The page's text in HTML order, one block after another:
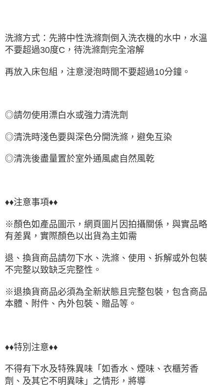
洗滌方式：先將中性洗滌劑倒入洗衣機的水中，水溫
不要超過30度C，待洗滌劑完全溶解
再放入床包組，注意浸泡時間不要超過10分鐘。
◎請勿使用漂白水或強力清洗劑
◎清洗時淺色要與深色分開洗滌，避免互染
◎清洗後盡量置於室外通風處自然風乾
♦♦注意事項♦♦
※顏色如產品圖示，網頁圖片因拍攝關係，與實品略
有差異，實際顏色以出貨為主如需
退、換貨商品請勿下水、洗滌、使用、拆解或外包裝
不完整以致缺乏完整性。
※退換貨商品必須為全新狀態且完整包裝，包含商品
本體、附件、內外包裝、贈品等。
♦♦特別注意♦♦
不得有下水及特殊異味「如香水、煙味、衣櫃芳香
劑、及其它不明異味」之情形，將導